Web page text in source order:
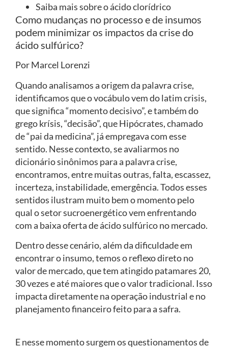
Saiba mais sobre o ácido clorídrico
Como mudanças no processo e de insumos
podem minimizar os impactos da crise do
ácido sulfúrico?
Por Marcel Lorenzi
Quando analisamos a origem da palavra crise,
identificamos que o vocábulo vem do latim crisis,
que significa “momento decisivo”, e também do
grego krísis, “decisão”, que Hipócrates, chamado
de “pai da medicina”, já empregava com esse
sentido. Nesse contexto, se avaliarmos no
dicionário sinônimos para a palavra crise,
encontramos, entre muitas outras, falta, escassez,
incerteza, instabilidade, emergência. Todos esses
sentidos ilustram muito bem o momento pelo
qual o setor sucroenergético vem enfrentando
com a baixa oferta de ácido sulfúrico no mercado.
Dentro desse cenário, além da dificuldade em
encontrar o insumo, temos o reflexo direto no
valor de mercado, que tem atingido patamares 20,
30 vezes e até maiores que o valor tradicional. Isso
impacta diretamente na operação industrial e no
planejamento financeiro feito para a safra.
E nesse momento surgem os questionamentos de